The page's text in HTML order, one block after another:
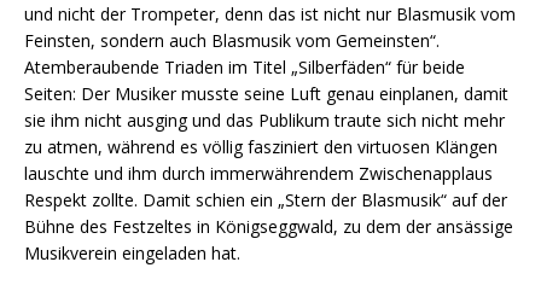
und nicht der Trompeter, denn das ist nicht nur Blasmusik vom
Feinsten, sondern auch Blasmusik vom Gemeinsten“.
Atemberaubende Triaden im Titel „Silberfäden“ für beide
Seiten: Der Musiker musste seine Luft genau einplanen, damit
sie ihm nicht ausging und das Publikum traute sich nicht mehr
zu atmen, während es völlig fasziniert den virtuosen Klängen
lauschte und ihm durch immerwährendem Zwischenapplaus
Respekt zollte. Damit schien ein „Stern der Blasmusik“ auf der
Bühne des Festzeltes in Königseggwald, zu dem der ansässige
Musikverein eingeladen hat.